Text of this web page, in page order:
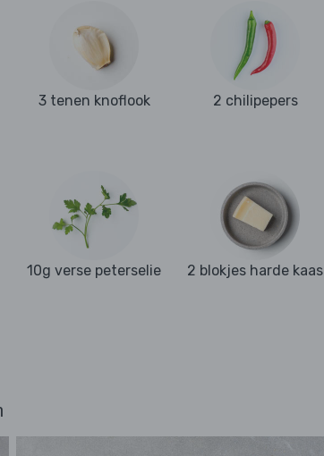
3 tenen knoflook 2 chilipepers
10g verse peterselie 2 blokjes harde kaas